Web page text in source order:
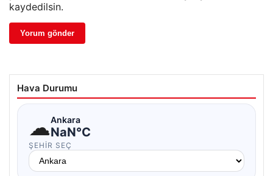
kaydedilsin.
Hava Durumu
☁Ankara
NaN°C
ŞEHIR SEÇ